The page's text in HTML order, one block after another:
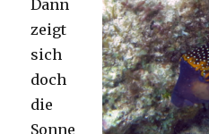
Dann
zeigt
sich
doch
die
Sonne